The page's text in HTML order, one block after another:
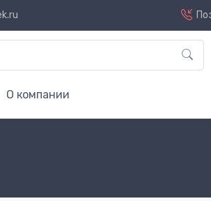
О компании